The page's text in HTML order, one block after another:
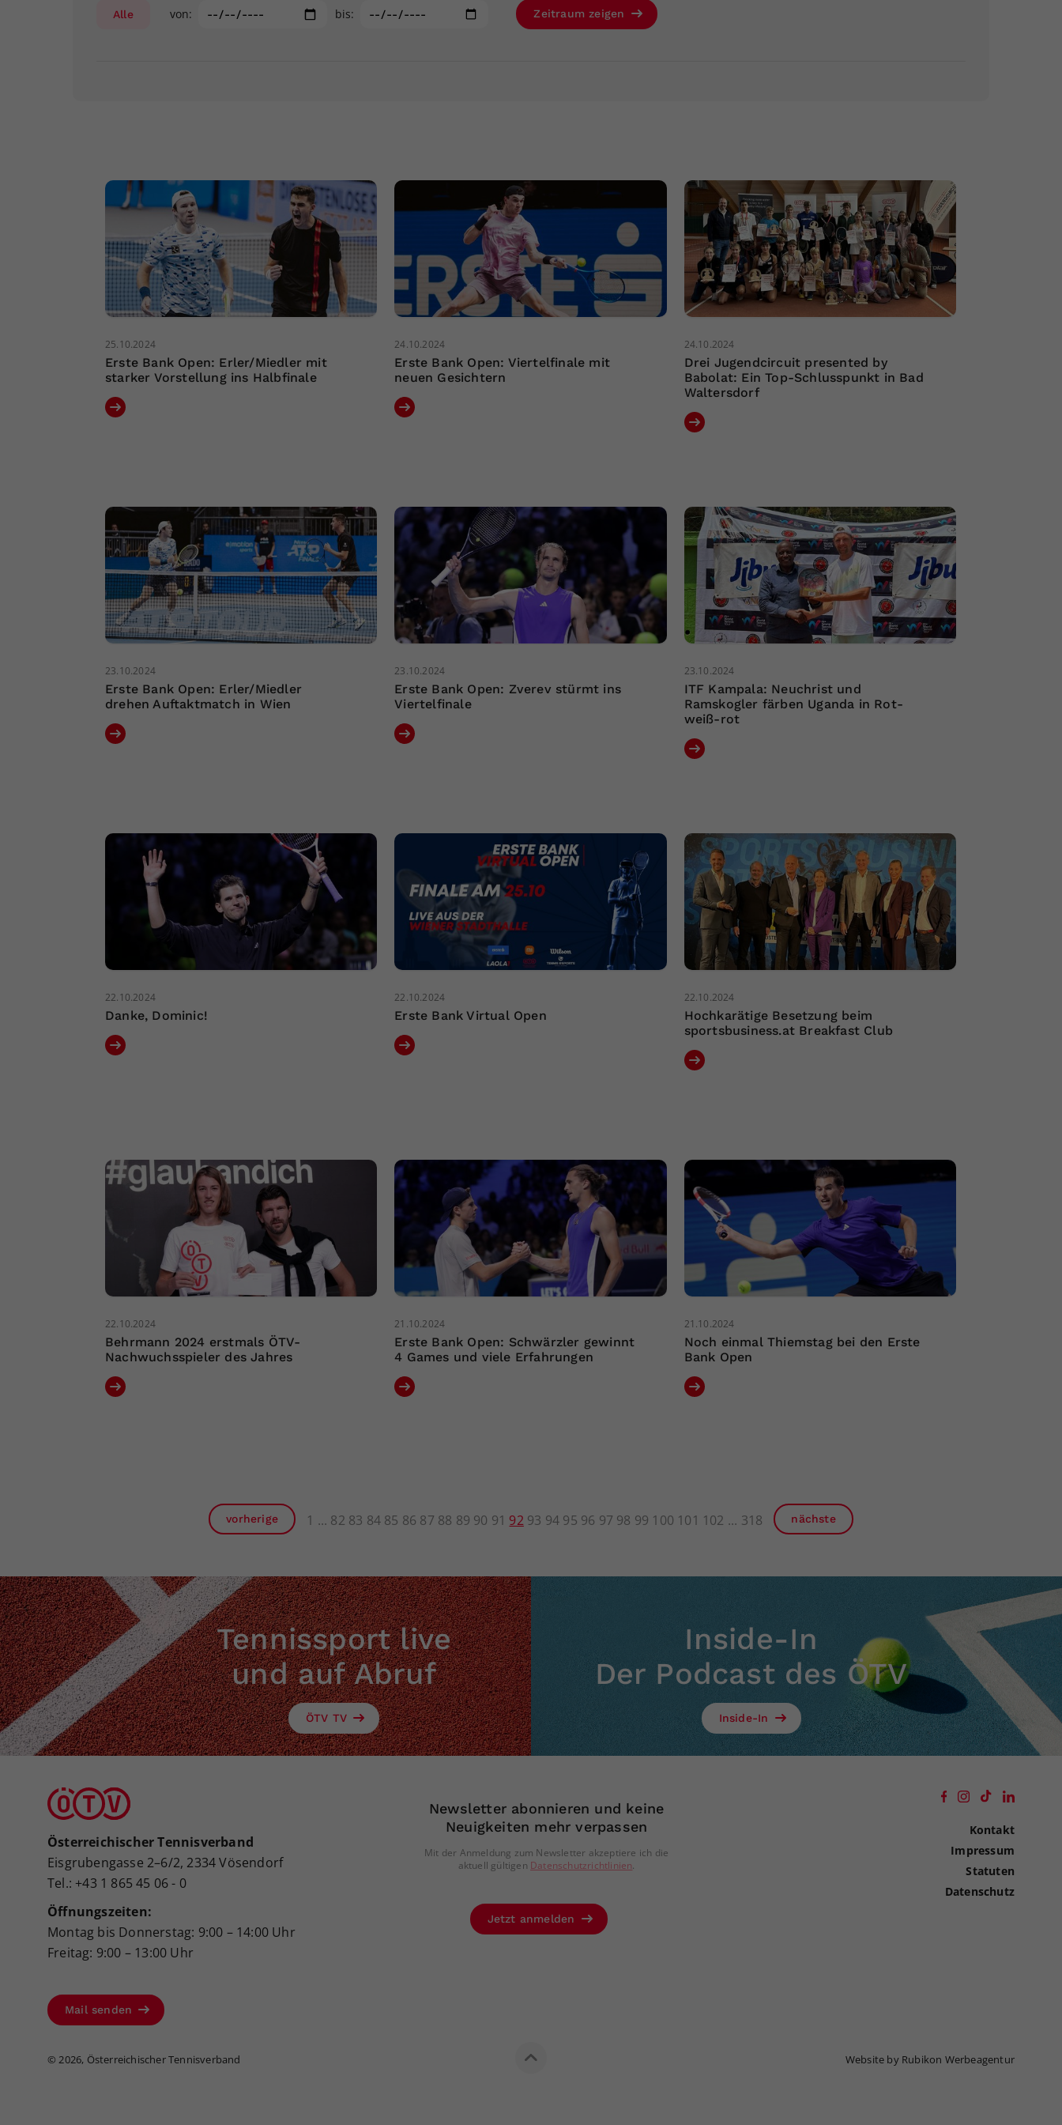
Alle von: bis: Zeitraum zeigen
25.10.2024
Erste Bank Open: Erler/Miedler mit
starker Vorstellung ins Halbfinale
24.10.2024
Erste Bank Open: Viertelfinale mit
neuen Gesichtern
24.10.2024
Drei Jugendcircuit presented by
Babolat: Ein Top-Schlusspunkt in Bad
Waltersdorf
23.10.2024
Erste Bank Open: Erler/Miedler
drehen Auftaktmatch in Wien
23.10.2024
Erste Bank Open: Zverev stürmt ins
Viertelfinale
23.10.2024
ITF Kampala: Neuchrist und
Ramskogler färben Uganda in Rot-
weiß-rot
22.10.2024
Danke, Dominic!
22.10.2024
Erste Bank Virtual Open
22.10.2024
Hochkarätige Besetzung beim
sportsbusiness.at Breakfast Club
22.10.2024
Behrmann 2024 erstmals ÖTV-
Nachwuchsspieler des Jahres
21.10.2024
Erste Bank Open: Schwärzler gewinnt
4 Games und viele Erfahrungen
21.10.2024
Noch einmal Thiemstag bei den Erste
Bank Open
vorherige 1 82 83 84 85 86 87 88 89 90 91 92 93 94 95 96 97 98 99 100 101 102 318 nächste
Tennissport live
und auf Abruf
ÖTV TV
Inside-In
Der Podcast des ÖTV
Inside-In
Österreichischer Tennisverband
Eisgrubengasse 2–6/2, 2334 Vösendorf
Tel.: +43 1 865 45 06 - 0
Öffnungszeiten:
Montag bis Donnerstag: 9:00 – 14:00 Uhr
Freitag: 9:00 – 13:00 Uhr
Mail senden
Newsletter abonnieren und keine
Neuigkeiten mehr verpassen
Mit der Anmeldung zum Newsletter akzeptiere ich die
aktuell gültigen Datenschutzrichtlinien.
Jetzt anmelden
Kontakt
Impressum
Statuten
Datenschutz
© 2026, Österreichischer Tennisverband Website by Rubikon Werbeagentur
Ihrer vorgenommen Einstellungen, falls der